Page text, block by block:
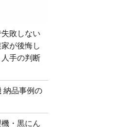
敗しない
が後悔し
手の判断
納品事例の
・黒にん